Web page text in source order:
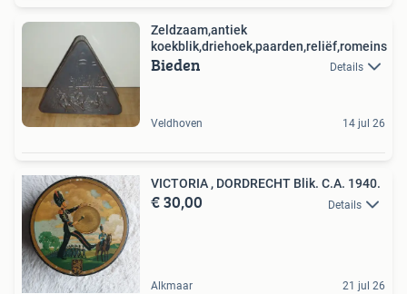
Zeldzaam,antiek
koekblik,driehoek,paarden,reliëf,romeins
Bieden Details
Veldhoven 14 jul 26
VICTORIA , DORDRECHT Blik. C.A. 1940.
€ 30,00 Details
Alkmaar 21 jul 26